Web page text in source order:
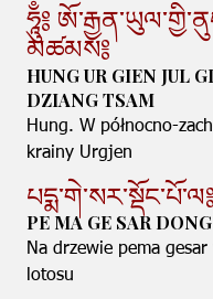
ཧཱུྃ༔
མཚམས༔
HUNG UR GIEN JUL
DZIANG TSAM
Hung. W północno-
krainy Urgjen
པདྨ་གེ་སར་སྡོང་པོ་ལ༔
PE MA GE SAR
Na drzewie pema
lotosu